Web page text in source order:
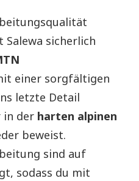
Salewa sicherlich
einer sorgfältigen
letzte Detail
in der harten alpinen
beweist.
sind auf
sodass du mit